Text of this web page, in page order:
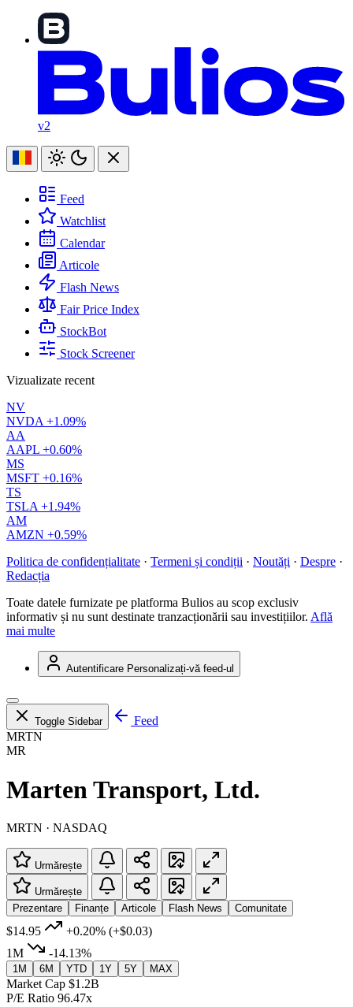
v2
Feed
Watchlist
Calendar
Articole
Flash News
Fair Price Index
StockBot
Stock Screener
Vizualizate recent
NV
NVDA +1.09%
AA
AAPL +0.60%
MS
MSFT +0.16%
TS
TSLA +1.94%
AM
AMZN +0.59%
Politica de confidențialitate · Termeni și condiții · Noutăți · Despre ·
Redacția
Toate datele furnizate pe platforma Bulios au scop exclusiv
informativ și nu sunt destinate tranzacționării sau investițiilor. Află
mai multe
Autentificare Personalizați-vă feed-ul
Toggle Sidebar
Feed
MRTN
MR
Marten Transport, Ltd.
MRTN · NASDAQ
Urmărește
Urmărește
Prezentare
Finanțe Articole Flash News Comunitate
$14.95 +0.20% (+$0.03)
1M
-14.13%
1M 6M YTD 1Y 5Y MAX
Market Cap $1.2B
P/E Ratio 96.47x